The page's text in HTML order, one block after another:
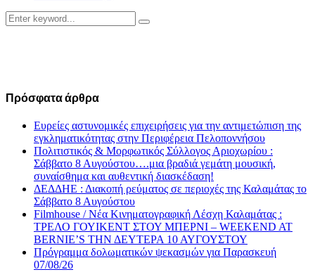
Search
for:
Search
Πρόσφατα άρθρα
Ευρείες αστυνομικές επιχειρήσεις για την αντιμετώπιση της
εγκληματικότητας στην Περιφέρεια Πελοποννήσου
Πολιτιστικός & Μορφωτικός Σύλλογος Αριοχωρίου :
Σάββατο 8 Αυγούστου….μια βραδιά γεμάτη μουσική,
συναίσθημα και αυθεντική διασκέδαση!
ΔΕΔΔΗΕ : Διακοπή ρεύματος σε περιοχές της Καλαμάτας το
Σάββατο 8 Αυγούστου
Filmhouse / Νέα Κινηματογραφική Λέσχη Καλαμάτας :
ΤΡΕΛΟ ΓΟΥΙΚΕΝΤ ΣΤΟΥ ΜΠΕΡΝΙ – WEEKEND AT
BERNIE’S ΤΗΝ ΔΕΥΤΕΡΑ 10 ΑΥΓΟΥΣΤΟΥ
Πρόγραμμα δολωματικών ψεκασμών για Παρασκευή
07/08/26